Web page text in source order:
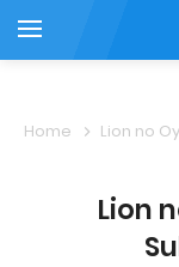
Home Lion no
Lion